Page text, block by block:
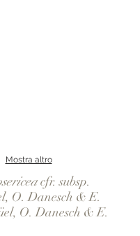
Mostra altro
cfr. subsp.
O. Danesch & E.
O. Danesch & E.